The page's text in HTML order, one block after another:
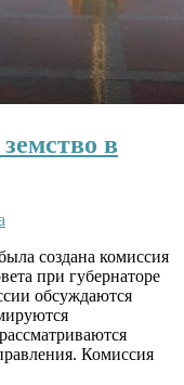
в
создана комиссия
при губернаторе
обсуждаются
Комиссия